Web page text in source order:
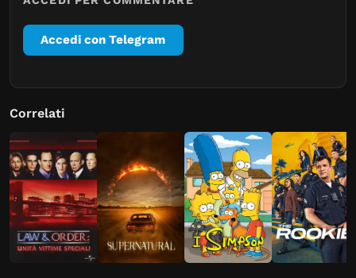
Accedi con Telegram
Correlati